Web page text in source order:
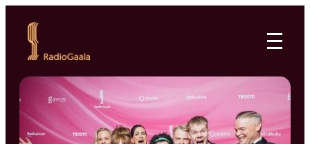
sisältöön
RadioGaala